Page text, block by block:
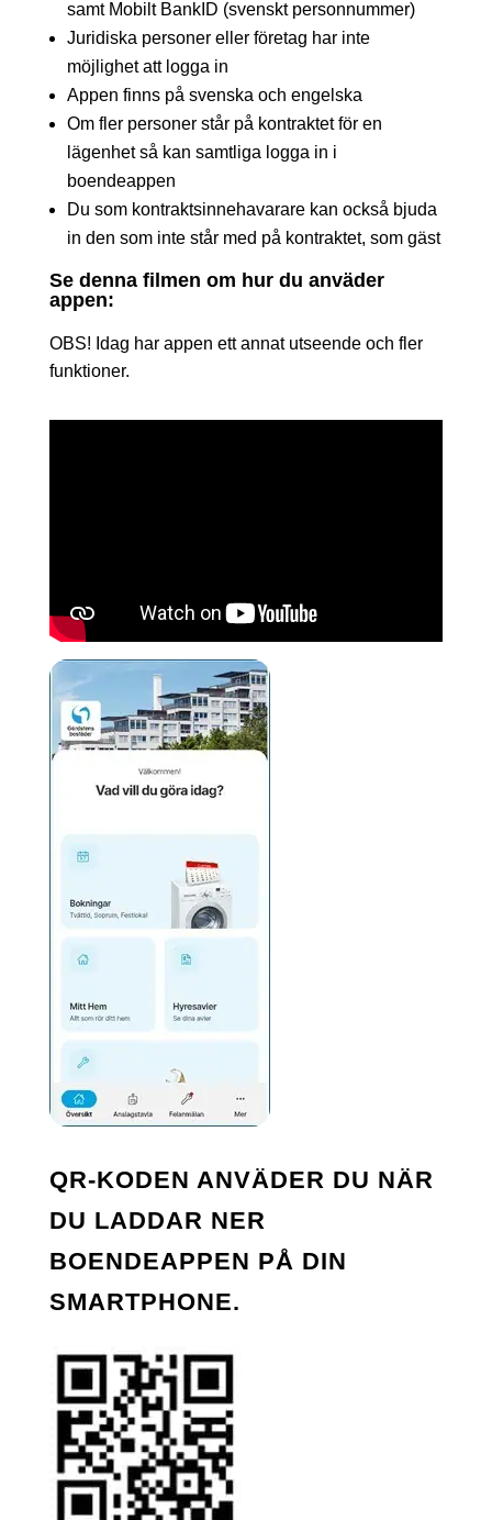
samt Mobilt BankID (svenskt personnummer)
Juridiska personer eller företag har inte
möjlighet att logga in
Appen finns på svenska och engelska
Om fler personer står på kontraktet för en
lägenhet så kan samtliga logga in i
boendeappen
Du som kontraktsinnehavarare kan också bjuda
in den som inte står med på kontraktet, som gäst
Se denna filmen om hur du anväder
appen:
OBS! Idag har appen ett annat utseende och fler
funktioner.
QR-KODEN ANVÄDER DU NÄR
DU LADDAR NER
BOENDEAPPEN PÅ DIN
SMARTPHONE.